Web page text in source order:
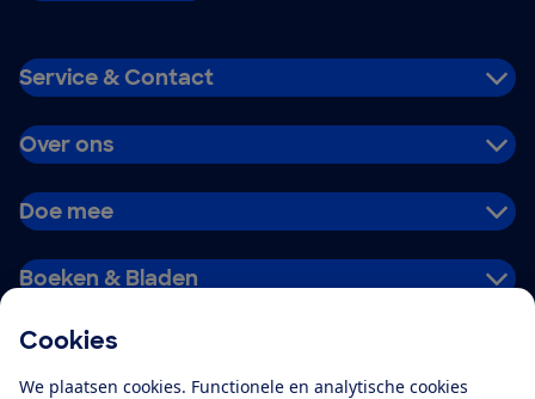
Cookies
We plaatsen cookies. Functionele en analytische cookies
Service & Contact
Over ons
Doe mee
Boeken & Bladen